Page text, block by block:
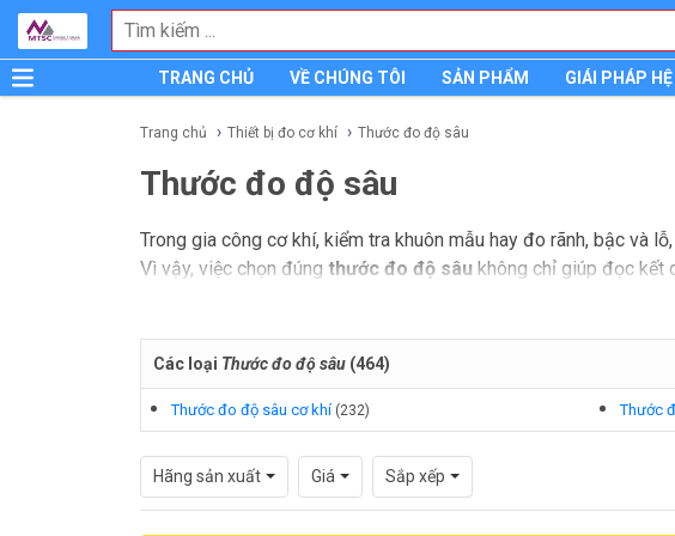
TRANG CHỦ VỀ CHÚNG TÔI SẢN PHẨM GIÁI PHÁP
Trang chủ Thiết bị đo cơ khí Thước đo độ sâu
Thước đo độ sâu
Trong gia công cơ khí, kiểm tra khuôn mẫu hay đo rãnh, bậc và
Vì vậy, việc chọn đúng thước đo độ sâu không chỉ giúp đọc kết
Danh mục này tập trung vào các thiết bị đo chiều sâu dùng
điện tử tiện quan sát, người dùng cũng có thể cân nhắc các
Các loại Thước đo độ sâu (464)
Thước đo độ sâu cơ khí (232) Thước
Hãng sản xuất Giá Sắp xếp